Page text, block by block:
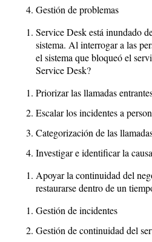
Gestión de problemas
Service Desk está inundado
sistema. Al interrogar a las
el sistema que bloqueó el
Service Desk?
Priorizar las llamadas
Escalar los incidentes a
Categorización de las
Investigar e identificar la
Apoyar la continuidad del
restaurarse dentro de un
Gestión de incidentes
Gestión de continuidad del